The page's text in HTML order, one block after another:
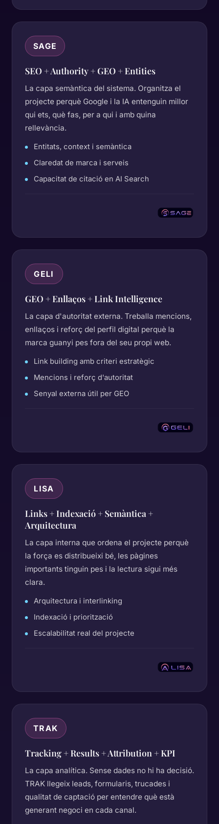
SAGE
SEO + Authority + GEO + Entities
La capa semàntica del sistema. Organitza el
projecte perquè Google i la IA entenguin millor
qui ets, què fas, per a qui i amb quina
rellevància.
Entitats, context i semàntica
Claredat de marca i serveis
Capacitat de citació en AI Search
GELI
GEO + Enllaços + Link Intelligence
La capa d'autoritat externa. Treballa mencions,
enllaços i reforç del perfil digital perquè la
marca guanyi pes fora del seu propi web.
Link building amb criteri estratègic
Mencions i reforç d'autoritat
Senyal externa útil per GEO
LISA
Links + Indexació + Semàntica +
Arquitectura
La capa interna que ordena el projecte perquè
la força es distribueixi bé, les pàgines
importants tinguin pes i la lectura sigui més
clara.
Arquitectura i interlinking
Indexació i priorització
Escalabilitat real del projecte
TRAK
Tracking + Results + Attribution + KPI
La capa analítica. Sense dades no hi ha decisió.
TRAK llegeix leads, formularis, trucades i
qualitat de captació per entendre què està
generant negoci en cada canal.